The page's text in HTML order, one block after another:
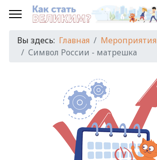
Вы здесь: Главная
Мероприятия
Символ России - матрешка
годмесяц
годмесяц